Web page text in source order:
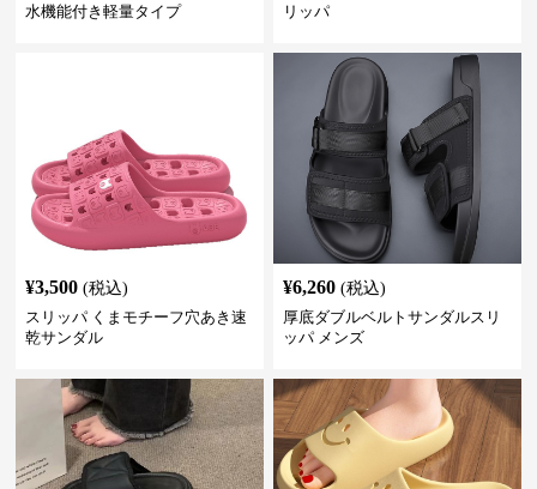
水機能付き軽量タイプ
リッパ
¥3,500 (税込)
スリッパ くまモチーフ穴あき速
乾サンダル
¥6,260 (税込)
厚底ダブルベルトサンダルスリ
ッパ メンズ